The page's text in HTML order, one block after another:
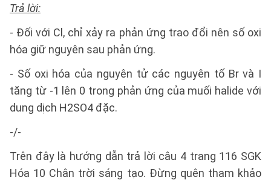
Trả lời:
- Đối với Cl, chỉ xảy ra phản ứng trao đổi nên số oxi
hóa giữ nguyên sau phản ứng.
- Số oxi hóa của nguyên tử các nguyên tố Br và I
tăng từ -1 lên 0 trong phản ứng của muối halide với
dung dịch H2SO4 đặc.
-/-
Trên đây là hướng dẫn trả lời câu 4 trang 116 SGK
Hóa 10 Chân trời sáng tạo. Đừng quên tham khảo